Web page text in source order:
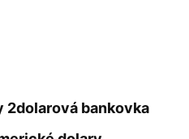
2dolarová bankovka